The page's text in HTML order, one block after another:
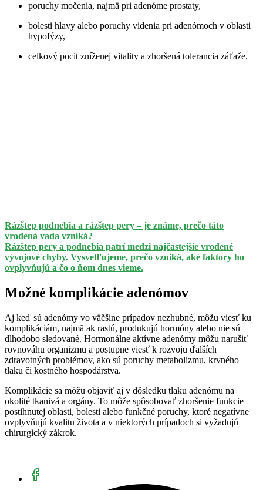
poruchy močenia, najmä pri adenóme prostaty,
bolesti hlavy alebo poruchy videnia pri adenómoch v oblasti
hypofýzy,
celkový pocit zníženej vitality a zhoršená tolerancia záťaže.
Rázštep podnebia a rázštep pery – je známe, prečo táto
vrodená vada vzniká?
Rázštep pery a podnebia patrí medzi najčastejšie vrodené
vývojové chyby. Vysvetľujeme, prečo vzniká, aké faktory ho
ovplyvňujú a čo o ňom dnes vieme.
Možné komplikácie adenómov
Aj keď sú adenómy vo väčšine prípadov nezhubné, môžu viesť ku
komplikáciám, najmä ak rastú, produkujú hormóny alebo nie sú
dlhodobo sledované. Hormonálne aktívne adenómy môžu narušiť
rovnováhu organizmu a postupne viesť k rozvoju ďalších
zdravotných problémov, ako sú poruchy metabolizmu, krvného
tlaku či kostného hospodárstva.
Komplikácie sa môžu objaviť aj v dôsledku tlaku adenómu na
okolité tkanivá a orgány. To môže spôsobovať zhoršenie funkcie
postihnutej oblasti, bolesti alebo funkčné poruchy, ktoré negatívne
ovplyvňujú kvalitu života a v niektorých prípadoch si vyžadujú
chirurgický zákrok.